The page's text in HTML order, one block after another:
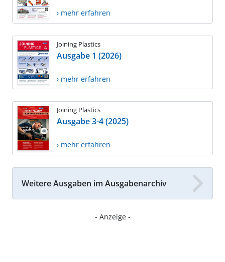
› mehr erfahren
Joining Plastics
Ausgabe 1 (2026)
› mehr erfahren
Joining Plastics
Ausgabe 3-4 (2025)
› mehr erfahren
Weitere Ausgaben im Ausgabenarchiv
- Anzeige -